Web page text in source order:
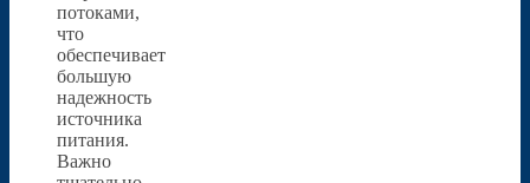
потоками,
что
обеспечивает
большую
надежность
источника
питания.
Важно